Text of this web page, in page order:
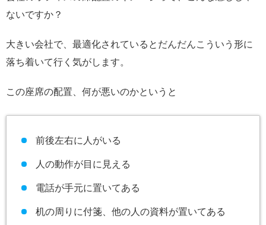
ないですか？
大きい会社で、最適化されているとだんだんこういう形に
落ち着いて行く気がします。
この座席の配置、何が悪いのかというと
前後左右に人がいる
人の動作が目に見える
電話が手元に置いてある
机の周りに付箋、他の人の資料が置いてある